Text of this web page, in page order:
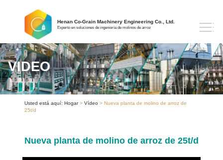
Henan Co-Grain Machinery Engineering Co., Ltd.
Experto en soluciones de ingeniería de molinos de arroz
VIDEO
Usted está aquí: Hogar>Vídeo > Nueva planta de molino de arroz de
25t/d
Nueva planta de molino de arroz de 25t/d